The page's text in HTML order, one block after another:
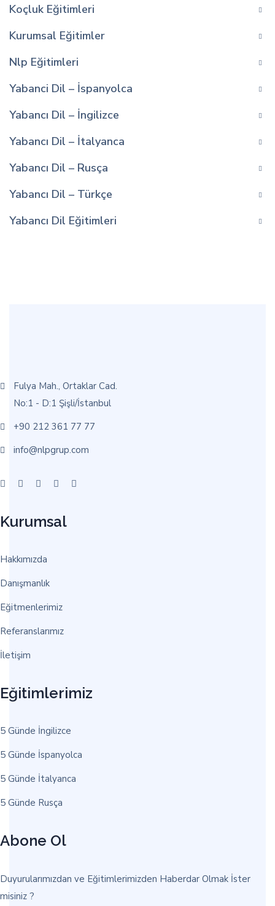
Koçluk Eğitimleri
Kurumsal Eğitimler
Nlp Eğitimleri
Yabanci Dil – İspanyolca
Yabancı Dil – İngilizce
Yabancı Dil – İtalyanca
Yabancı Dil – Rusça
Yabancı Dil – Türkçe
Yabancı Dil Eğitimleri
Fulya Mah., Ortaklar Cad.
No:1 - D:1 Şişli/İstanbul
+90 212 361 77 77
info@nlpgrup.com
Kurumsal
Hakkımızda
Danışmanlık
Eğitmenlerimiz
Referanslarımız
İletişim
Eğitimlerimiz
5 Günde İngilizce
5 Günde İspanyolca
5 Günde İtalyanca
5 Günde Rusça
Abone Ol
Duyurularımızdan ve Eğitimlerimizden Haberdar Olmak İster
misiniz ?